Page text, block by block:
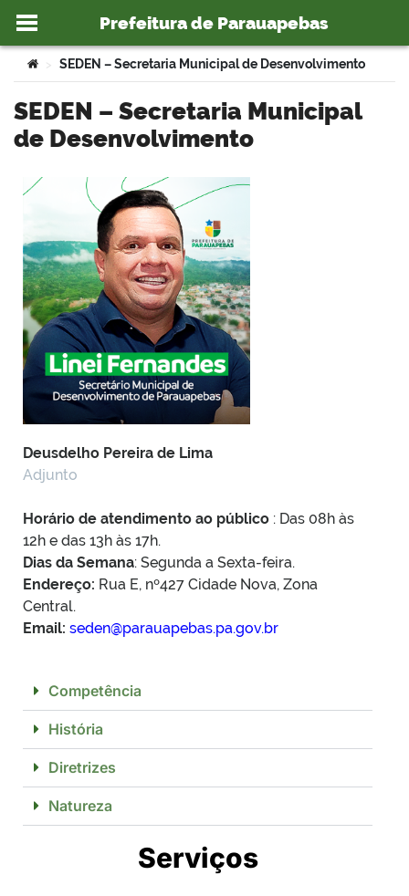
Ir para o conteúdo
Prefeitura de Parauapebas
portal
Você está aqui:
> SEDEN – Secretaria Municipal de Desenvolvimento
SEDEN – Secretaria Municipal
de Desenvolvimento
Deusdelho Pereira de Lima
Adjunto
Horário de atendimento ao público : Das 08h às
12h e das 13h às 17h.
Dias da Semana: Segunda a Sexta-feira.
Endereço: Rua E, nº427 Cidade Nova, Zona
Central.
Email: seden@parauapebas.pa.gov.br
Competência
História
Diretrizes
Natureza
Serviços